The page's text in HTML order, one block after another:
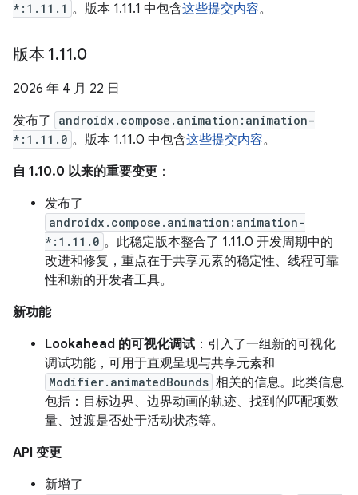
*:1.11.1 。版本 1.11.1 中包含这些提交内容。
版本 1.11.0
2026 年 4 月 22 日
发布了
androidx.compose.animation:animation-
*:1.11.0 。版本 1.11.0 中包含这些提交内容。
自 1.10.0 以来的重要变更 ：
发布了
androidx.compose.animation:animation-
*:1.11.0 。此稳定版本整合了 1.11.0 开发周期中的
改进和修复，重点在于共享元素的稳定性、线程可靠
性和新的开发者工具。
新功能
Lookahead 的可视化调试 ：引入了一组新的可视化
调试功能，可用于直观呈现与共享元素和
Modifier.animatedBounds 相关的信息。此类信息
包括：目标边界、边界动画的轨迹、找到的匹配项数
量、过渡是否处于活动状态等。
API 变更
新增了